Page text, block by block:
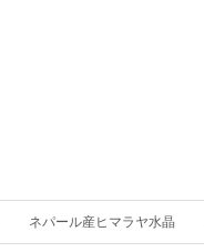
ネパール産ヒマラヤ水晶